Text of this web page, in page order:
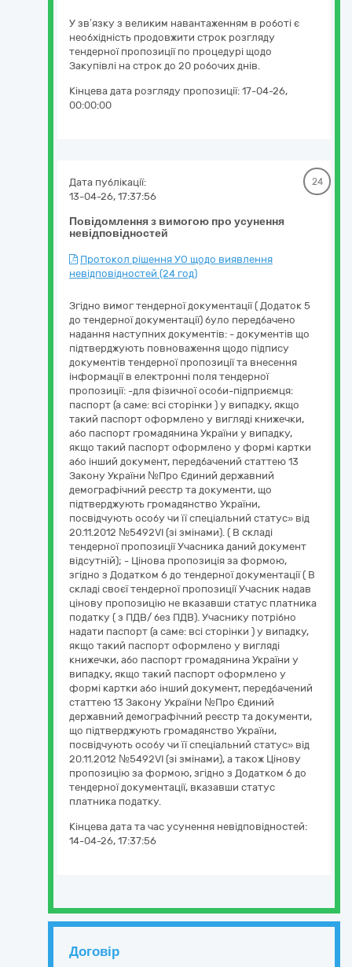
У зв’язку з великим навантаженням в роботі є
необхідність продовжити строк розгляду
тендерної пропозиції по процедурі щодо
Закупівлі на строк до 20 робочих днів.
Кінцева дата розгляду пропозиції: 17-04-26,
00:00:00
Повідомлення з вимогою про усунення
невідповідностей
Дата публікації:
13-04-26, 17:37:56
24
Протокол рішення УО щодо виявлення
невідповідностей (24 год)
Згідно вимог тендерної документації ( Додаток 5
до тендерної документації) було передбачено
надання наступних документів: - документів що
підтверджують повноваження щодо підпису
документів тендерної пропозиції та внесення
інформації в електронні поля тендерної
пропозиції: -для фізичної особи-підприємця:
паспорт (а саме: всі сторінки ) у випадку, якщо
такий паспорт оформлено у вигляді книжечки,
або паспорт громадянина України у випадку,
якщо такий паспорт оформлено у формі картки
або інший документ, передбачений статтею 13
Закону України №Про Єдиний державний
демографічний реєстр та документи, що
підтверджують громадянство України,
посвідчують особу чи її спеціальний статус» від
20.11.2012 №5492VI (зі змінами). ( В складі
тендерної пропозиції Учасника даний документ
відсутній); - Цінова пропозиція за формою,
згідно з Додатком 6 до тендерної документації ( В
складі своєї тендерної пропозиції Учасник надав
цінову пропозицію не вказавши статус платника
податку ( з ПДВ/ без ПДВ). Учаснику потрібно
надати паспорт (а саме: всі сторінки ) у випадку,
якщо такий паспорт оформлено у вигляді
книжечки, або паспорт громадянина України у
випадку, якщо такий паспорт оформлено у
формі картки або інший документ, передбачений
статтею 13 Закону України №Про Єдиний
державний демографічний реєстр та документи,
що підтверджують громадянство України,
посвідчують особу чи її спеціальний статус» від
20.11.2012 №5492VI (зі змінами), а також Цінову
пропозицію за формою, згідно з Додатком 6 до
тендерної документації, вказавши статус
платника податку.
Кінцева дата та час усунення невідповідностей:
14-04-26, 17:37:56
Договір